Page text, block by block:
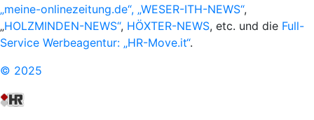
„meine-onlinezeitung.de“, „WESER-ITH-NEWS“,
„HOLZMINDEN-NEWS“, HÖXTER-NEWS, etc. und die Full-
Service Werbeagentur: „HR-Move.it“.
© 2025